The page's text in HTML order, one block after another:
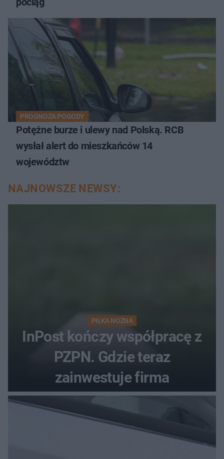
PROGNOZA POGODY
Potężne burze i ulewy nad Polską. RCB
wysłał alert do mieszkańców 14
województw
NAJNOWSZE NEWSY:
PIŁKA NOŻNA
InPost kończy współpracę z
PZPN. Gdzie teraz
zainwestuje firma